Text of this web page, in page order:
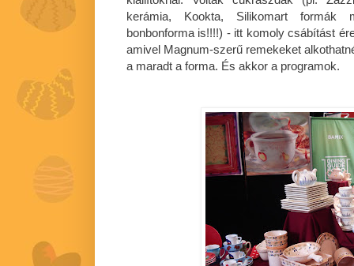
kerámia, Kookta, Silikomart formák
bonbonforma is!!!!) - itt komoly csábítást
amivel Magnum-szerű remekeket
a maradt a forma. És akkor a programok.